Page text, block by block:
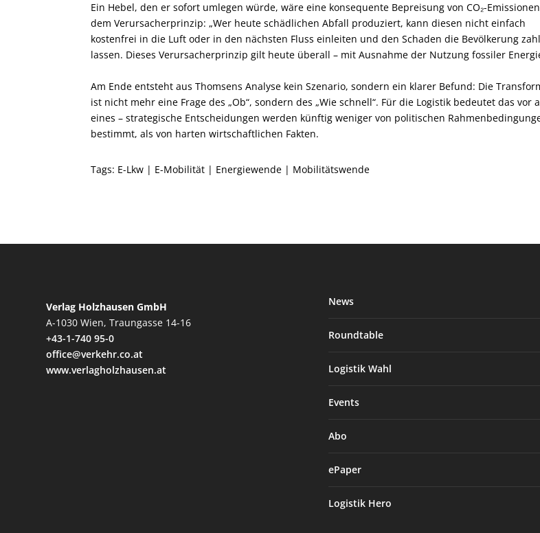
Ein Hebel, den er sofort umlegen würde, wäre eine konsequente Bepreisung von CO₂-
dem Verursacherprinzip: „Wer heute schädlichen Abfall produziert, kann diesen nicht einfach
kostenfrei in die Luft oder in den nächsten Fluss einleiten und den Schaden die Bevölkerung
lassen. Dieses Verursacherprinzip gilt heute überall – mit Ausnahme der Nutzung fossiler
Am Ende entsteht aus Thomsens Analyse kein Szenario, sondern ein klarer Befund: Die
ist nicht mehr eine Frage des „Ob“, sondern des „Wie schnell“. Für die Logistik bedeutet das vor
eines – strategische Entscheidungen werden künftig weniger von politischen
bestimmt, als von harten wirtschaftlichen Fakten.
Tags: E-Lkw | E-Mobilität | Energiewende | Mobilitätswende
Verlag Holzhausen GmbH
A-1030 Wien, Traungasse 14-16
+43-1-740 95-0
office@verkehr.co.at
www.verlagholzhausen.at
News
Roundtable
Logistik Wahl
Events
Abo
ePaper
Logistik Hero